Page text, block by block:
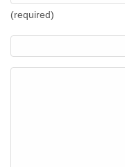
(required)